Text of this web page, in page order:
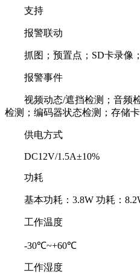
支持
报警联动
抓图；预置点；SD卡录像
报警事件
视频动态/遮挡检测；音频检
检测；编码器状态检测；存储
供电方式
DC12V/1.5A±10%
功耗
基本功耗：3.8W 功耗：
工作温度
-30℃~+60℃
工作湿度